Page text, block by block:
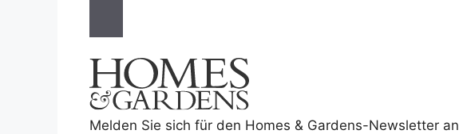
Melden Sie sich für den Homes & Gardens-Newsletter an